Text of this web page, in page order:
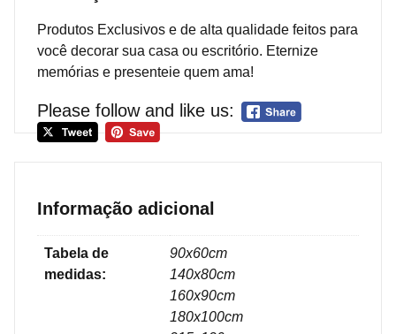
Produtos Exclusivos e de alta qualidade feitos para
você decorar sua casa ou escritório. Eternize
memórias e presenteie quem ama!
Please follow and like us:
Informação adicional
Tabela de
medidas:
90x60cm
140x80cm
160x90cm
180x100cm